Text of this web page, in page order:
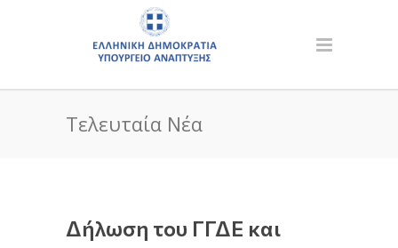
Τελευταία Νέα
Δήλωση του ΓΓΔΕ και